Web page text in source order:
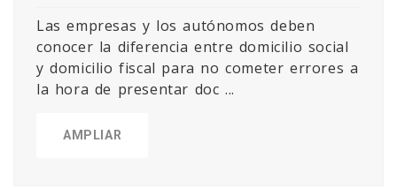
Las empresas y los autónomos deben
conocer la diferencia entre domicilio social
y domicilio fiscal para no cometer errores a
la hora de presentar doc ...
AMPLIAR